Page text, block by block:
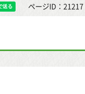
ページID：21217